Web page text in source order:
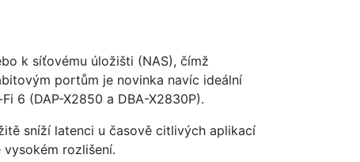
k síťovému úložišti (NAS), čímž
portům je novinka navíc ideální
6 (DAP-X2850 a DBA-X2830P).
sníží latenci u časově citlivých aplikací
rozlišení.